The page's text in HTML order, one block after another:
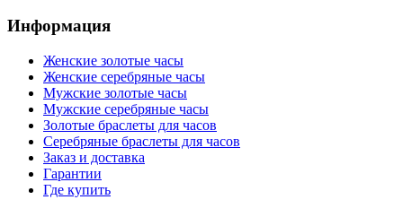
Информация
Женские золотые часы
Женские серебряные часы
Мужские золотые часы
Мужские серебряные часы
Золотые браслеты для часов
Серебряные браслеты для часов
Заказ и доставка
Гарантии
Где купить